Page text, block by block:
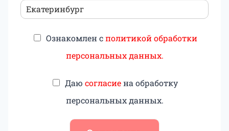
Ознакомлен сполитикой обработки
персональных данных.
Даю согласиена обработку
персональных данных.